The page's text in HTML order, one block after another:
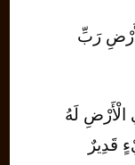
رَبِّ
الْأَرْضِ لَهُ
قَدِيرٌ